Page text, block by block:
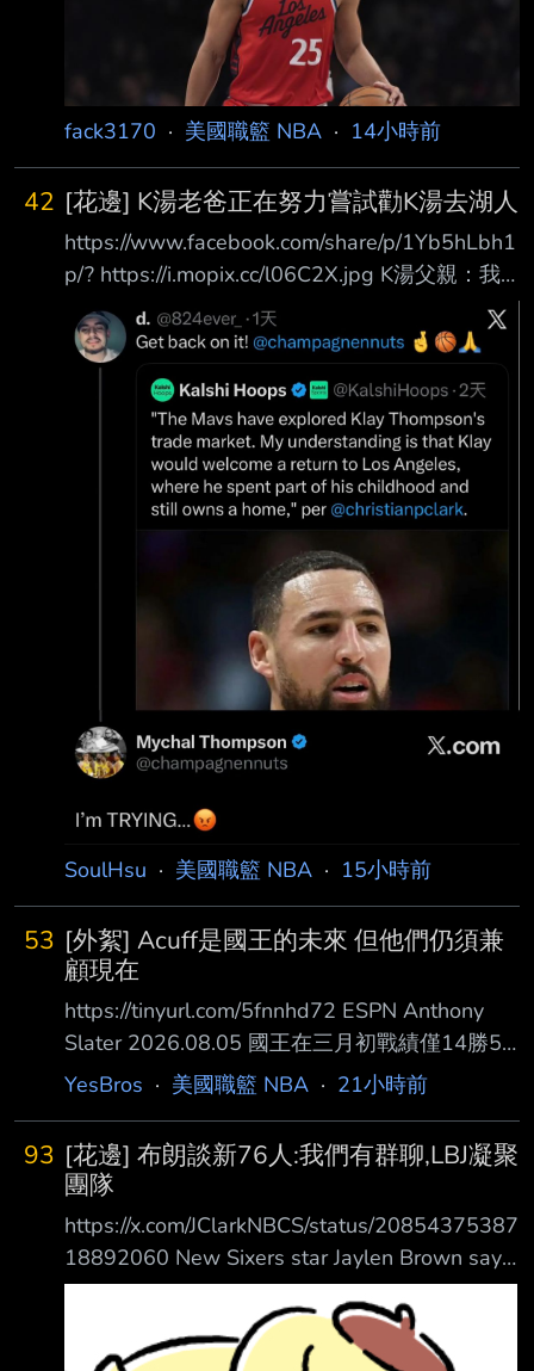
經要追溯到2024年5月了，先前西蒙斯受訪時曾
透露正準備重返NBA， 近日他在社群上傳一則
限時動態，引發眾人對他下一站的猜測。 西蒙
斯突曬詹姆斯球鞋 被解讀「示好老東家」 西
蒙斯日前在
fack3170 · 美國職籃 NBA · 14小時前
42 [花邊] K湯老爸正在努力嘗試勸K湯去湖人
https://www.facebook.com/share/p/1Yb5hLbh1
p/? https://i.mopix.cc/l06C2X.jpg K湯父親：我
正在努力招募克萊去湖人 --
SoulHsu · 美國職籃 NBA · 15小時前
53 [外絮] Acuff是國王的未來 但他們仍須兼
顧現在
https://tinyurl.com/5fnnhd72 ESPN Anthony
Slater 2026.08.05 國王在三月初戰績僅14勝50
敗排名墊底，穩穩站在起碼前五順位的有利位
國王並沒有像其他幾支球隊在球季尾聲那樣徹底
擺爛，他們 反而持續讓幾位有生產力的老將上
場，並開始大量培養年輕球員，最終累積出足夠
的氣勢 ，在最後18場比賽中贏下8場。這段期間
可以說是他們整個球季打得最好、同時也是最具
自我毀滅的一段期間。 正因如此，國王戰績超
越了巫師、籃網和溜馬，
YesBros · 美國職籃 NBA · 21小時前
93 [花邊] 布朗談新76人:我們有群聊,LBJ凝聚
團隊
https://x.com/JClarkNBCS/status/20854375387
18892060 New Sixers star Jaylen Brown says
the Sixers players including LeBron James
have a group chat and text every day and
LeBron is active in coming together as a te am